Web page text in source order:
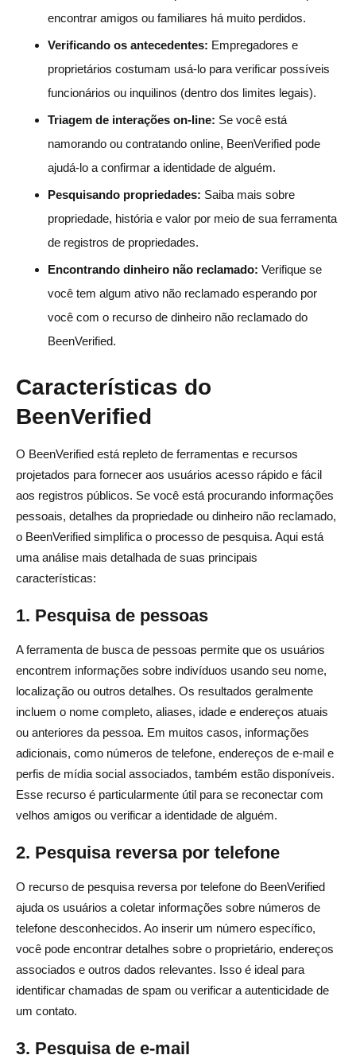
encontrar amigos ou familiares há muito perdidos.
Verificando os antecedentes: Empregadores e
proprietários costumam usá-lo para verificar possíveis
funcionários ou inquilinos (dentro dos limites legais).
Triagem de interações on-line: Se você está
namorando ou contratando online, BeenVerified pode
ajudá-lo a confirmar a identidade de alguém.
Pesquisando propriedades: Saiba mais sobre
propriedade, história e valor por meio de sua ferramenta
de registros de propriedades.
Encontrando dinheiro não reclamado: Verifique se
você tem algum ativo não reclamado esperando por
você com o recurso de dinheiro não reclamado do
BeenVerified.
Características do
BeenVerified
O BeenVerified está repleto de ferramentas e recursos
projetados para fornecer aos usuários acesso rápido e fácil
aos registros públicos. Se você está procurando informações
pessoais, detalhes da propriedade ou dinheiro não reclamado,
o BeenVerified simplifica o processo de pesquisa. Aqui está
uma análise mais detalhada de suas principais
características:
1. Pesquisa de pessoas
A ferramenta de busca de pessoas permite que os usuários
encontrem informações sobre indivíduos usando seu nome,
localização ou outros detalhes. Os resultados geralmente
incluem o nome completo, aliases, idade e endereços atuais
ou anteriores da pessoa. Em muitos casos, informações
adicionais, como números de telefone, endereços de e-mail e
perfis de mídia social associados, também estão disponíveis.
Esse recurso é particularmente útil para se reconectar com
velhos amigos ou verificar a identidade de alguém.
2. Pesquisa reversa por telefone
O recurso de pesquisa reversa por telefone do BeenVerified
ajuda os usuários a coletar informações sobre números de
telefone desconhecidos. Ao inserir um número específico,
você pode encontrar detalhes sobre o proprietário, endereços
associados e outros dados relevantes. Isso é ideal para
identificar chamadas de spam ou verificar a autenticidade de
um contato.
3. Pesquisa de e-mail